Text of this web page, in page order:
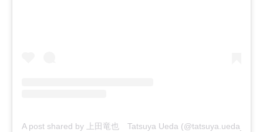
A post shared by 上田竜也 Tatsuya Ueda (@tatsuya.ueda_kt)